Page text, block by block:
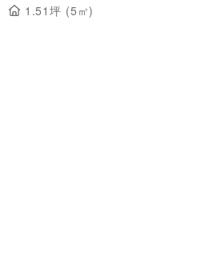
1.51坪 (5 ㎡)